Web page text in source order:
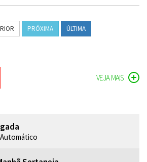
PRÓXIMA ÚLTIMA
VEJA MAIS